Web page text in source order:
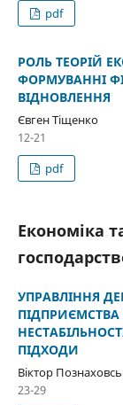
pdf
РОЛЬ ТЕОРІЙ
ФОРМУВАННІ
ВІДНОВЛЕННЯ
Євген Тіщенко
12-21
pdf
Економіка
УПРАВЛІННЯ
ПІДХОДИ
Віктор
23-29